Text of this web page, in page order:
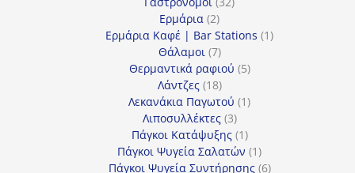
Ερμάρια 22
προϊόντα
Ερμάρια Καφέ | Bar Stations 11
Θάλαμοι 77
προϊόντα
Θερμαντικά ραφιού 55
Λάντζες 1818
προϊόντα
Λεκανάκια Παγωτού 11
Λιποσυλλέκτες 33
προϊόντα
Πάγκοι Κατάψυξης 11
προϊόν
Πάγκοι Ψυγεία Σαλατών 11
προϊόν
Πάγκοι Ψυγεία Συντήρησης 66